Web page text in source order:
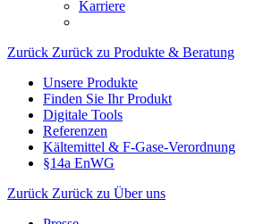
Karriere
Zurück Zurück zu Produkte & Beratung
Unsere Produkte
Finden Sie Ihr Produkt
Digitale Tools
Referenzen
Kältemittel & F-Gase-Verordnung
§14a EnWG
Zurück Zurück zu Über uns